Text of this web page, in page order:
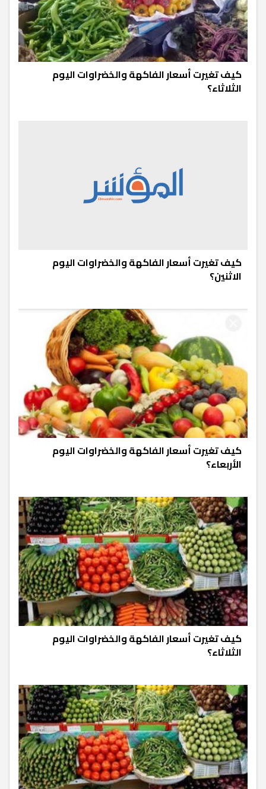
كيف تغيرت أسعار الفاكهة والخضراوات اليوم
الثلاثاء؟
كيف تغيرت أسعار الفاكهة والخضراوات اليوم
الاثنين؟
كيف تغيرت أسعار الفاكهة والخضراوات اليوم
الأربعاء؟
كيف تغيرت أسعار الفاكهة والخضراوات اليوم
الثلاثاء؟